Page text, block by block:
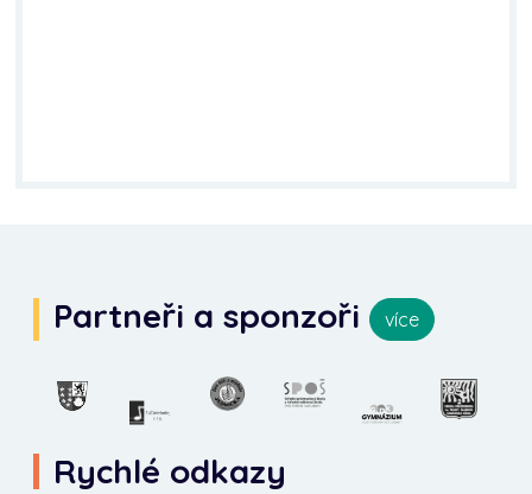
Partneři a sponzoři více
Rychlé odkazy